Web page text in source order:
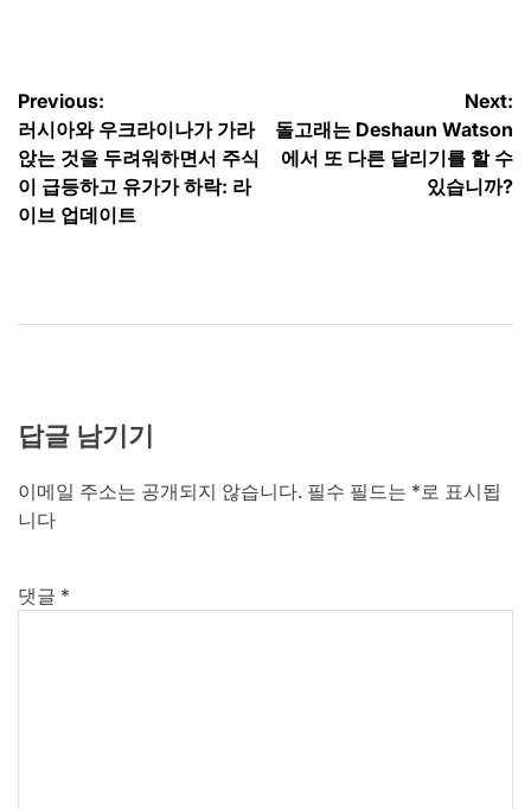
글
탐
색
Previous:
러시아와 우크라이나가 가라
앉는 것을 두려워하면서 주식
이 급등하고 유가가 하락: 라
이브 업데이트
Next:
돌고래는 Deshaun Watson
에서 또 다른 달리기를 할 수
있습니까?
답글 남기기
이메일 주소는 공개되지 않습니다. 필수 필드는 *로 표시됩
니다
댓글 *